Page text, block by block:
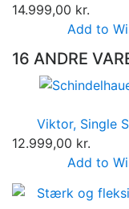
14.999,00 kr.
Add to
16 ANDRE
Viktor, Single
12.999,00 kr.
Add to